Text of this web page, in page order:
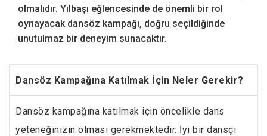
olmalıdır. Yılbaşı eğlencesinde de önemli bir rol
oynayacak dansöz kampağı, doğru seçildiğinde
unutulmaz bir deneyim sunacaktır.
Dansöz Kampağına Katılmak İçin Neler Gerekir?
Dansöz kampağına katılmak için öncelikle dans
yeteneğinizin olması gerekmektedir. İyi bir dansçı